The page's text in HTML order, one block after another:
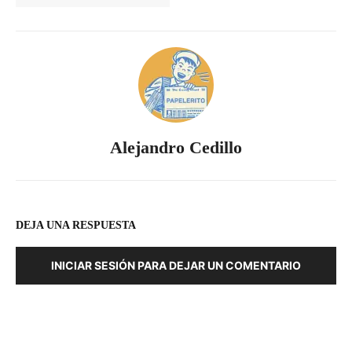
Alejandro Cedillo
DEJA UNA RESPUESTA
INICIAR SESIÓN PARA DEJAR UN COMENTARIO